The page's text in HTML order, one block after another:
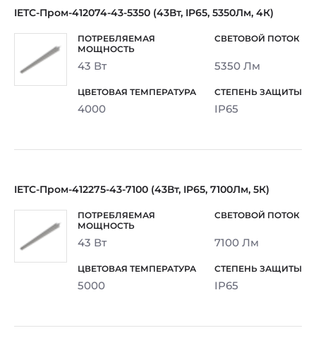
IETC-Пром-412074-43-5350 (43Вт, IP65, 5350Лм, 4К)
43 Вт 5350 Лм
4000 IP65
IETC-Пром-412275-43-7100 (43Вт, IP65, 7100Лм, 5К)
43 Вт 7100 Лм
5000 IP65